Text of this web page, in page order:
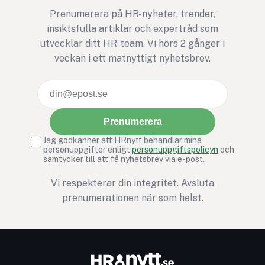
utvecklingen utan att
gruppen ens är medveten
om det.
Prenumerera på HR-nyheter, trender,
insiktsfulla artiklar och expertråd som
utvecklar ditt HR-team. Vi hörs 2 gånger i
veckan i ett matnyttigt nyhetsbrev.
Prenumerera
Jag godkänner att HRnytt behandlar mina
personuppgifter enligt personuppgiftspolicyn och
samtycker till att få nyhetsbrev via e-post.
Vi respekterar din integritet. Avsluta
prenumerationen när som helst.